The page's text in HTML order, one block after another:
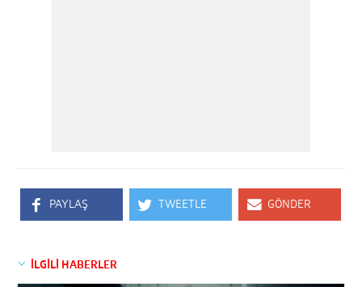
PAYLAŞ TWEETLE GÖNDER
İLGİLİ HABERLER